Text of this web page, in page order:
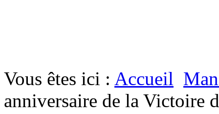
Vous êtes ici : Accueil
anniversaire de la Victoire